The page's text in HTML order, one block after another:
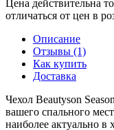
Цена действительна
отличаться от цен в
Описание
Отзывы (1)
Как купить
Доставка
Чехол Beautyson
вашего спального
наиболее актуально в